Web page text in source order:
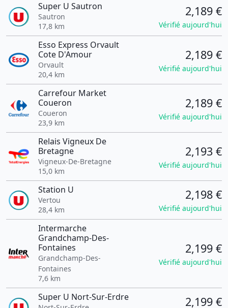
Super U Sautron
Sautron
17,8 km
2,189 €
Vérifié aujourd'hui
Esso Express Orvault
Cote D'Amour
Orvault
20,4 km
2,189 €
Vérifié aujourd'hui
Carrefour Market
Coueron
Coueron
23,9 km
2,189 €
Vérifié aujourd'hui
Relais Vigneux De
Bretagne
Vigneux-De-Bretagne
15,0 km
2,193 €
Vérifié aujourd'hui
Station U
Vertou
28,4 km
2,198 €
Vérifié aujourd'hui
Intermarche
Grandchamp-Des-
Fontaines
Grandchamp-Des-
Fontaines
7,6 km
2,199 €
Vérifié aujourd'hui
Super U Nort-Sur-Erdre 2,199 €